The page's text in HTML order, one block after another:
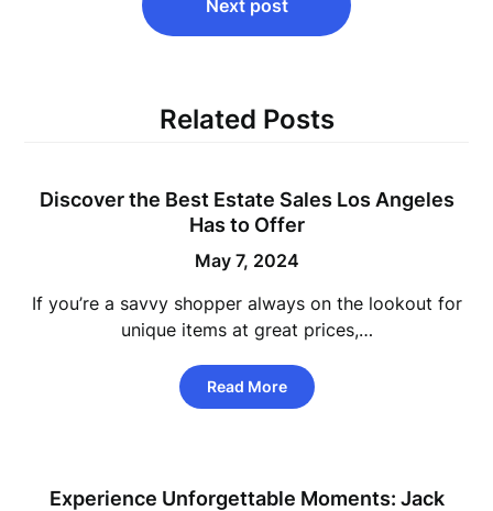
Next post
Related Posts
Discover the Best Estate Sales Los Angeles
Has to Offer
May 7, 2024
If you’re a savvy shopper always on the lookout for
unique items at great prices,…
Read More
Experience Unforgettable Moments: Jack